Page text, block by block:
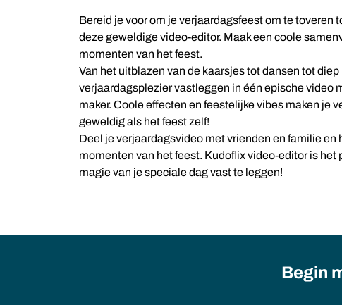
Bereid je voor om je verjaardagsfeest om te toveren
deze geweldige video-editor. Maak een coole
momenten van het feest.
Van het uitblazen van de kaarsjes tot dansen tot
verjaardagsplezier vastleggen in één epische video
maker. Coole effecten en feestelijke vibes maken je
geweldig als het feest zelf!
Deel je verjaardagsvideo met vrienden en familie en
momenten van het feest. Kudoflix video-editor is het
magie van je speciale dag vast te leggen!
Begin